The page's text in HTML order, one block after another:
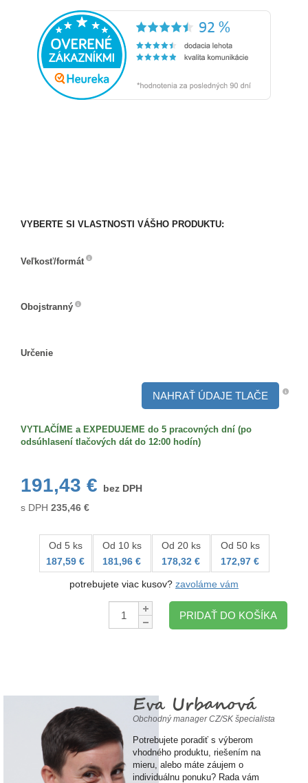
VYBERTE SI VLASTNOSTI VÁŠHO PRODUKTU:
Veľkosť/formát
Obojstranný
Určenie
NAHRAŤ ÚDAJE TLAČE
VYTLAČÍME a EXPEDUJEME do 5 pracovných dní (po
odsúhlasení tlačových dát do 12:00 hodín)
191,43 €
bez DPH
s DPH 235,46 €
Od 5 ks
187,59 €
Od 10 ks
181,96 €
Od 20 ks
178,32 €
Od 50 ks
172,97 €
potrebujete viac kusov? zavoláme vám
Množstvo:
PRIDAŤ DO KOŠÍKA
Eva Urbanová
Obchodný manager CZ/SK špecialista
Potrebujete poradiť s výberom
vhodného produktu, riešením na
mieru, alebo máte záujem o
individuálnu ponuku? Rada vám